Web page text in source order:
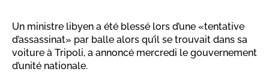
Un ministre libyen a été blessé lors d’une «tentative
d’assassinat» par balle alors qu’il se trouvait dans sa
voiture à Tripoli, a annoncé mercredi le gouvernement
d’unité nationale.